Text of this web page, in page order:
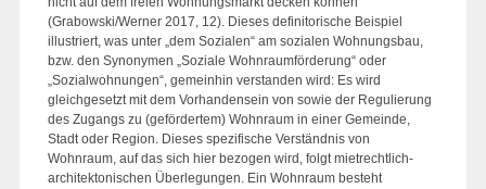
(Grabowski/Werner 2017, 12). Dieses definitorische Beispiel
illustriert, was unter „dem Sozialen“ am sozialen Wohnungsbau,
bzw. den Synonymen „Soziale Wohnraumförderung“ oder
„Sozialwohnungen“, gemeinhin verstanden wird: Es wird
gleichgesetzt mit dem Vorhandensein von sowie der Regulierung
des Zugangs zu (gefördertem) Wohnraum in einer Gemeinde,
Stadt oder Region. Dieses spezifische Verständnis von
Wohnraum, auf das sich hier bezogen wird, folgt mietrechtlich-
architektonischen Überlegungen. Ein Wohnraum besteht